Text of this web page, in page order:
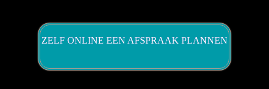
ZELF ONLINE EEN AFSPRAAK PLANNEN